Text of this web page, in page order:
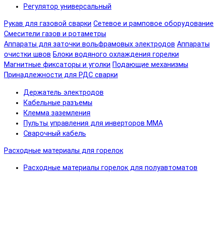
Регулятор универсальный
Рукав для газовой сварки Сетевое и рамповое оборудование
Смесители газов и ротаметры
Аппараты для заточки вольфрамовых электродов Аппараты
очистки швов Блоки водяного охлаждения горелки
Магнитные фиксаторы и уголки Подающие механизмы
Принадлежности для РДС сварки
Держатель электродов
Кабельные разъемы
Клемма заземления
Пульты управления для инверторов MMA
Сварочный кабель
Расходные материалы для горелок
Расходные материалы горелок для полуавтоматов